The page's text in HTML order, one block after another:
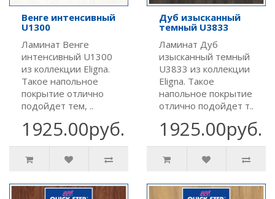
Венге интенсивный
U1300
Ламинат Венге
интенсивный U1300
из коллекции Eligna.
Такое напольное
покрытие отлично
подойдет тем, ..
1925.00руб.
Дуб изысканный
темный U3833
Ламинат Дуб
изысканный темный
U3833 из коллекции
Eligna. Такое
напольное покрытие
отлично подойдет т..
1925.00руб.